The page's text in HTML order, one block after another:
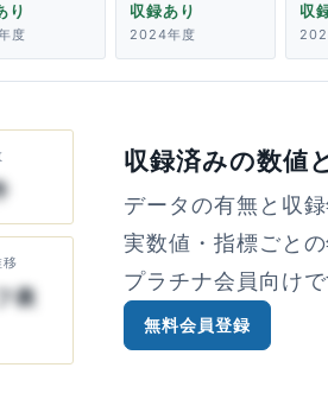
り
度
収録あり
2024年度
収
移
表
収録済みの数値
データの有無と収
実数値・指標ごと
プラチナ会員向けで
無料会員登録